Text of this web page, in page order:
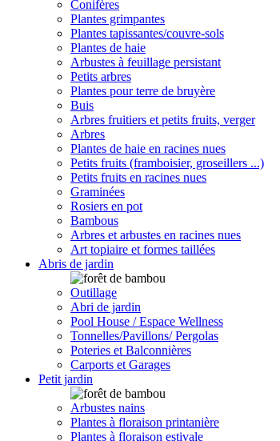
Conifères
Plantes grimpantes
Plantes tapissantes/couvre-sols
Plantes de haie
Arbustes à feuillage persistant
Petits arbres
Plantes pour terre de bruyère
Buis
Arbres fruitiers et petits fruits, verger
Arbres
Plantes de haie en racines nues
Petits fruits (framboisier, groseillers ...)
Petits fruits en racines nues
Graminées
Rosiers en pot
Bambous
Arbres et arbustes en racines nues
Art topiaire et formes taillées
Abris de jardin
Outillage
Abri de jardin
Pool House / Espace Wellness
Tonnelles/Pavillons/ Pergolas
Poteries et Balconnières
Carports et Garages
Petit jardin
Arbustes nains
Plantes à floraison printanière
Plantes à floraison estivale